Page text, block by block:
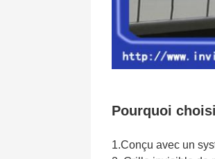
Pourquoi
1.Conçu avec un